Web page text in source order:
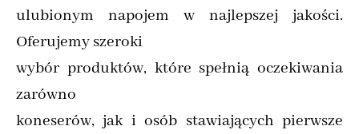
ulubionym napojem w najlepszej jakości.
Oferujemy szeroki
wybór produktów, które spełnią oczekiwania
zarówno
koneserów, jak i osób stawiających pierwsze